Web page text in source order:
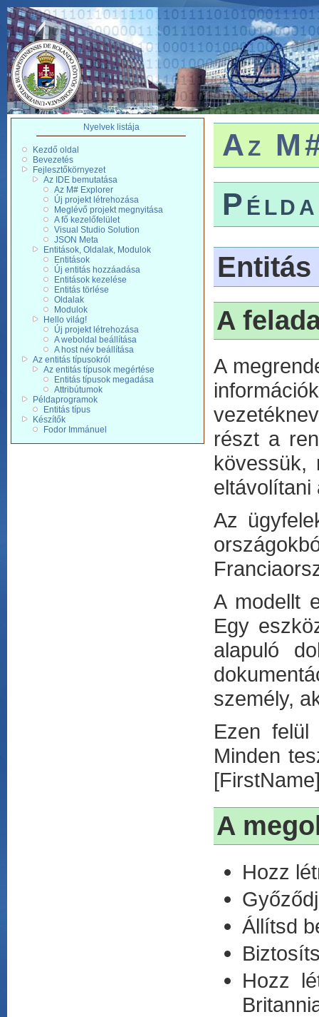
Nyelvek listája
Kezdő oldal
Bevezetés
Fejlesztőkörnyezet
Az IDE bemutatása
Az M# Explorer
Új projekt létrehozása
Meglévő projekt megnyitása
A fő kezelőfelület
Visual Studio Solution
JSON Meta
Entitások, Oldalak, Modulok
Entitások
Új entitás hozzáadása
Entitások kezelése
Entitás törlése
Oldalak
Modulok
Hello világ!
Új projekt létrehozása
A weboldal beállítása
A host név beállítása
Az entitás típusokról
Az entitás típusok megértése
Entitás típusok megadása
Attribútumok
Példaprogramok
Entitás típus
Készítők
Fodor Immánuel
Az
A
A
részt a
kövessük,
eltávolítani
Az
A modellt
Egy
alapuló
személy,
Ezen
Minden
A
Hozz
Állítsd
Hozz